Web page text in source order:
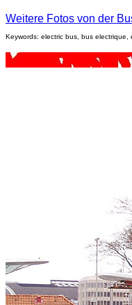
Weitere Fotos von der
Keywords: electric bus, bus